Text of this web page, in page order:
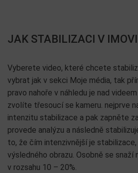
JAK STABILIZACI V
Vyberete video, které chcete
vybrat jak v sekci Moje média, tak
pravo nahoře v náhledu je nad
zvolíte třesoucí se kameru. nejprve
intenzitu stabilizace a pak zapněte
provede analýzu a následně
to, že čím intenzivnější je
výsledného obrazu. Osobně se
v rozsahu 10 – 20%.